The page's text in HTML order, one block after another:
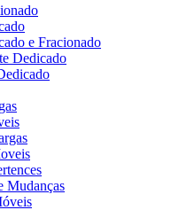
e Fracionado
Dedicado
Mudanças